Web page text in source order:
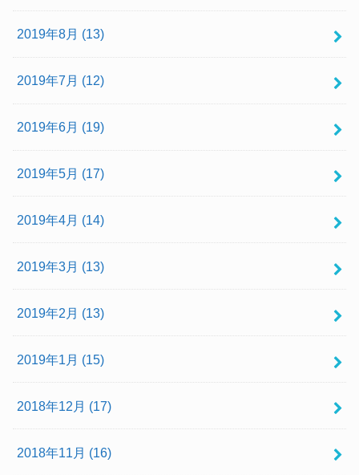
2019年8月 (13)
2019年7月 (12)
2019年6月 (19)
2019年5月 (17)
2019年4月 (14)
2019年3月 (13)
2019年2月 (13)
2019年1月 (15)
2018年12月 (17)
2018年11月 (16)